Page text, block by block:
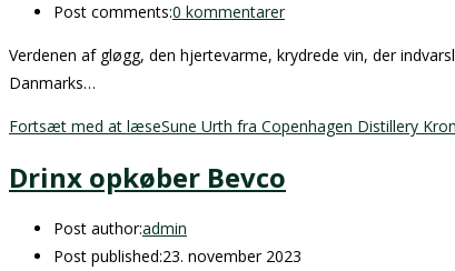
Post comments:0 kommentarer
Verdenen af gløgg, den hjertevarme, krydrede vin, der
Danmarks…
Fortsæt med at læseSune Urth fra Copenhagen Distillery
Drinx opkøber Bevco
Post author:admin
Post published:23. november 2023